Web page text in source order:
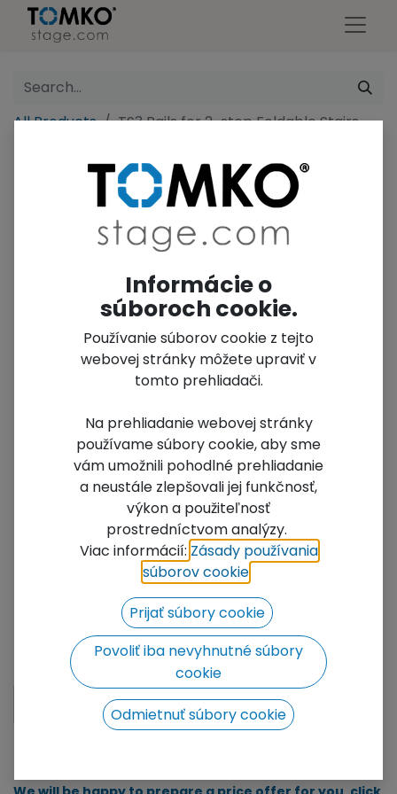
All Products TS3 Rails for 2-step Foldable Stairs
TS3 Rails for 2-step
Foldable Stairs
Handrails for 2-step folding stairs
246.00 € with VAT
ADD TO CART
Informácie o
súboroch cookie.
Používanie súborov cookie z tejto
webovej stránky môžete upraviť v
tomto prehliadači.
Na prehliadanie webovej stránky
používame súbory cookie, aby sme
vám umožnili pohodlné prehliadanie
a neustále zlepšovali jej funkčnosť,
výkon a použiteľnosť
prostredníctvom analýzy.
Viac informácií: Zásady používania
súborov cookie​.
Prijať súbory cookie
Povoliť iba nevyhnutné súbory
cookie
Odmietnuť súbory cookie